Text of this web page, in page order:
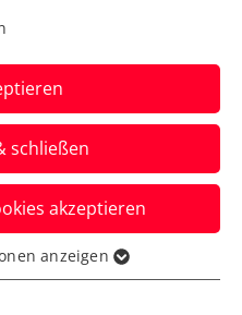
wieder
die
ab.
19.06.2024
schließen
akzeptieren
grundlegende
anzeigen